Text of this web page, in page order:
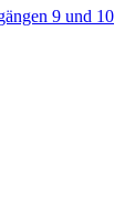
9 und 10